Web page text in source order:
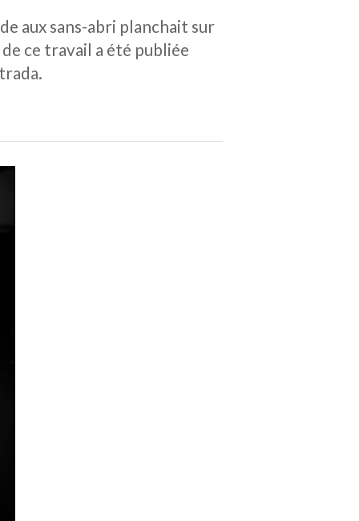
aux sans-abri planchait sur
ce travail a été publiée